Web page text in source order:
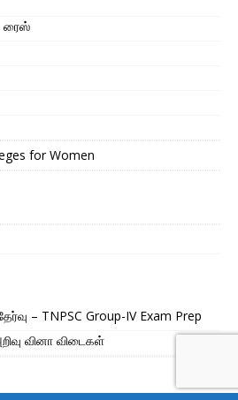
ரைஸ்
for Women
– TNPSC Group-IV Exam Prep
வினா விடைகள்